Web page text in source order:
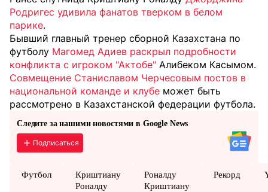
Родригес удивила фанатов тверком в белом
парике.
Бывший главный тренер сборной Казахстана по
футболу Магомед Адиев раскрыл подробности
конфликта с игроком "Актобе" Алибеком Касымом.
Совмещение Станиславом Черчесовым постов в
национальной команде и клубе может быть
рассмотрено в Казахстанской федерации футбола.
Следите за нашими новостями в Google News
Подписаться
Футбол
Криштиану
Роналду
Роналду
Криштиану
Рекорд